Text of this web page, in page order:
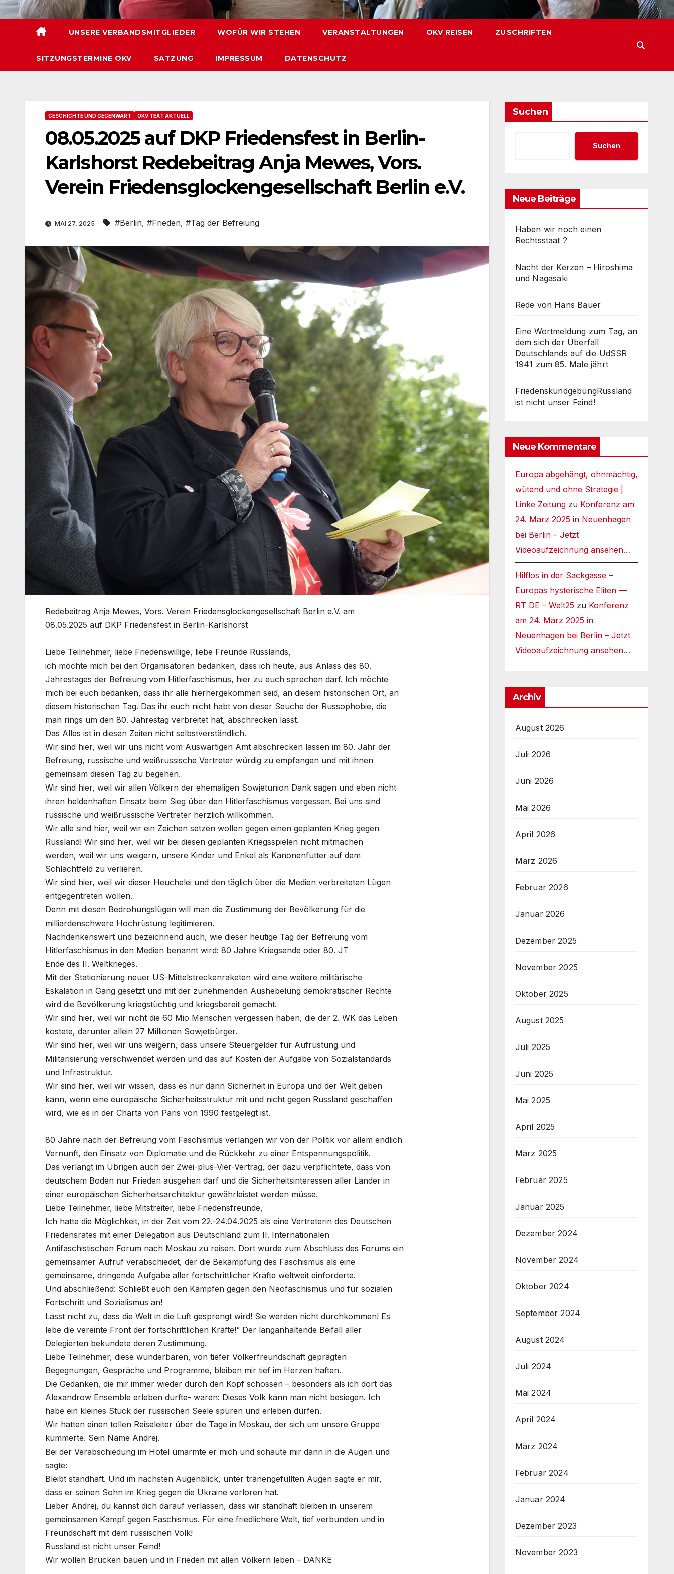
UNSERE VERBANDSMITGLIEDER WOFÜR WIR STEHEN VERANSTALTUNGEN OKV REISEN ZUSCHRIFTEN
SITZUNGSTERMINE OKV SATZUNG IMPRESSUM DATENSCHUTZ
GESCHICHTE UND GEGENWART OKV TEXT AKTUELL
08.05.2025 auf DKP Friedensfest in Berlin-
Karlshorst Redebeitrag Anja Mewes, Vors.
Verein Friedensglockengesellschaft Berlin e.V.
MAI 27, 2025 #Berlin, #Frieden, #Tag der Befreiung
Redebeitrag Anja Mewes, Vors. Verein Friedensglockengesellschaft Berlin e.V. am
08.05.2025 auf DKP Friedensfest in Berlin-Karlshorst
Liebe Teilnehmer, liebe Friedenswillige, liebe Freunde Russlands,
ich möchte mich bei den Organisatoren bedanken, dass ich heute, aus Anlass des 80.
Jahrestages der Befreiung vom Hitlerfaschismus, hier zu euch sprechen darf. Ich möchte
mich bei euch bedanken, dass ihr alle hierhergekommen seid, an diesem historischen Ort, an
diesem historischen Tag. Das ihr euch nicht habt von dieser Seuche der Russophobie, die
man rings um den 80. Jahrestag verbreitet hat, abschrecken lasst.
Das Alles ist in diesen Zeiten nicht selbstverständlich.
Wir sind hier, weil wir uns nicht vom Auswärtigen Amt abschrecken lassen im 80. Jahr der
Befreiung, russische und weißrussische Vertreter würdig zu empfangen und mit ihnen
gemeinsam diesen Tag zu begehen.
Wir sind hier, weil wir allen Völkern der ehemaligen Sowjetunion Dank sagen und eben nicht
ihren heldenhaften Einsatz beim Sieg über den Hitlerfaschismus vergessen. Bei uns sind
russische und weißrussische Vertreter herzlich willkommen.
Wir alle sind hier, weil wir ein Zeichen setzen wollen gegen einen geplanten Krieg gegen
Russland! Wir sind hier, weil wir bei diesen geplanten Kriegsspielen nicht mitmachen
werden, weil wir uns weigern, unsere Kinder und Enkel als Kanonenfutter auf dem
Schlachtfeld zu verlieren.
Wir sind hier, weil wir dieser Heuchelei und den täglich über die Medien verbreiteten Lügen
entgegentreten wollen.
Denn mit diesen Bedrohungslügen will man die Zustimmung der Bevölkerung für die
milliardenschwere Hochrüstung legitimieren.
Nachdenkenswert und bezeichnend auch, wie dieser heutige Tag der Befreiung vom
Hitlerfaschismus in den Medien benannt wird: 80 Jahre Kriegsende oder 80. JT
Ende des II. Weltkrieges.
Mit der Stationierung neuer US-Mittelstreckenraketen wird eine weitere militärische
Eskalation in Gang gesetzt und mit der zunehmenden Aushebelung demokratischer Rechte
wird die Bevölkerung kriegstüchtig und kriegsbereit gemacht.
Wir sind hier, weil wir nicht die 60 Mio Menschen vergessen haben, die der 2. WK das Leben
kostete, darunter allein 27 Millionen Sowjetbürger.
Wir sind hier, weil wir uns weigern, dass unsere Steuergelder für Aufrüstung und
Militarisierung verschwendet werden und das auf Kosten der Aufgabe von Sozialstandards
und Infrastruktur.
Wir sind hier, weil wir wissen, dass es nur dann Sicherheit in Europa und der Welt geben
kann, wenn eine europäische Sicherheitsstruktur mit und nicht gegen Russland geschaffen
wird, wie es in der Charta von Paris von 1990 festgelegt ist.
80 Jahre nach der Befreiung vom Faschismus verlangen wir von der Politik vor allem endlich
Vernunft, den Einsatz von Diplomatie und die Rückkehr zu einer Entspannungspolitik.
Das verlangt im Übrigen auch der Zwei-plus-Vier-Vertrag, der dazu verpflichtete, dass von
deutschem Boden nur Frieden ausgehen darf und die Sicherheitsinteressen aller Länder in
einer europäischen Sicherheitsarchitektur gewährleistet werden müsse.
Liebe Teilnehmer, liebe Mitstreiter, liebe Friedensfreunde,
Ich hatte die Möglichkeit, in der Zeit vom 22.-24.04.2025 als eine Vertreterin des Deutschen
Friedensrates mit einer Delegation aus Deutschland zum II. Internationalen
Antifaschistischen Forum nach Moskau zu reisen. Dort wurde zum Abschluss des Forums ein
gemeinsamer Aufruf verabschiedet, der die Bekämpfung des Faschismus als eine
gemeinsame, dringende Aufgabe aller fortschrittlicher Kräfte weltweit einforderte.
Und abschließend: Schließt euch den Kämpfen gegen den Neofaschismus und für sozialen
Fortschritt und Sozialismus an!
Lasst nicht zu, dass die Welt in die Luft gesprengt wird! Sie werden nicht durchkommen! Es
lebe die vereinte Front der fortschrittlichen Kräfte!“ Der langanhaltende Beifall aller
Delegierten bekundete deren Zustimmung.
Liebe Teilnehmer, diese wunderbaren, von tiefer Völkerfreundschaft geprägten
Begegnungen, Gespräche und Programme, bleiben mir tief im Herzen haften.
Die Gedanken, die mir immer wieder durch den Kopf schossen – besonders als ich dort das
Alexandrow Ensemble erleben durfte- waren: Dieses Volk kann man nicht besiegen. Ich
habe ein kleines Stück der russischen Seele spüren und erleben dürfen.
Wir hatten einen tollen Reiseleiter über die Tage in Moskau, der sich um unsere Gruppe
kümmerte. Sein Name Andrej.
Bei der Verabschiedung im Hotel umarmte er mich und schaute mir dann in die Augen und
sagte:
Bleibt standhaft. Und im nächsten Augenblick, unter tränengefüllten Augen sagte er mir,
dass er seinen Sohn im Krieg gegen die Ukraine verloren hat.
Lieber Andrej, du kannst dich darauf verlassen, dass wir standhaft bleiben in unserem
gemeinsamen Kampf gegen Faschismus. Für eine friedlichere Welt, tief verbunden und in
Freundschaft mit dem russischen Volk!
Russland ist nicht unser Feind!
Wir wollen Brücken bauen und in Frieden mit allen Völkern leben – DANKE
Suchen
Suchen
Neue Beiträge
Haben wir noch einen
Rechtsstaat ?
Nacht der Kerzen – Hiroshima
und Nagasaki
Rede von Hans Bauer
Eine Wortmeldung zum Tag, an
dem sich der Überfall
Deutschlands auf die UdSSR
1941 zum 85. Male jährt
FriedenskundgebungRussland
ist nicht unser Feind!
Neue Kommentare
Europa abgehängt, ohnmächtig,
wütend und ohne Strategie |
Linke Zeitungzu Konferenz am
24. März 2025 in Neuenhagen
bei Berlin – Jetzt
Videoaufzeichnung ansehen…
Hilflos in der Sackgasse –
Europas hysterische Eliten —
RT DE – Welt25 zu Konferenz
am 24. März 2025 in
Neuenhagen bei Berlin – Jetzt
Videoaufzeichnung ansehen…
Archiv
August 2026
Juli 2026
Juni 2026
Mai 2026
April 2026
März 2026
Februar 2026
Januar 2026
Dezember 2025
November 2025
Oktober 2025
August 2025
Juli 2025
Juni 2025
Mai 2025
April 2025
März 2025
Februar 2025
Januar 2025
Dezember 2024
November 2024
Oktober 2024
September 2024
August 2024
Juli 2024
Mai 2024
April 2024
März 2024
Februar 2024
Januar 2024
Dezember 2023
November 2023